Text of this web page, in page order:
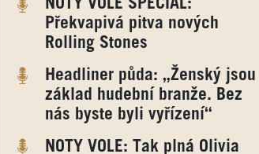
NOTY VOLE SPECIÁL:
Překvapivá pitva nových
Rolling Stones
Headliner půda: „Ženský jsou
základ hudební branže. Bez
nás byste byli vyřízení“
NOTY VOLE: Tak plná Olivia